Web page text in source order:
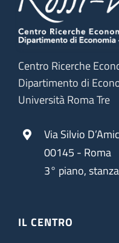
Centro Ricerche
Dipartimento di
Università Roma Tre
Via Silvio
00145 - Roma
3° piano,
IL CENTRO